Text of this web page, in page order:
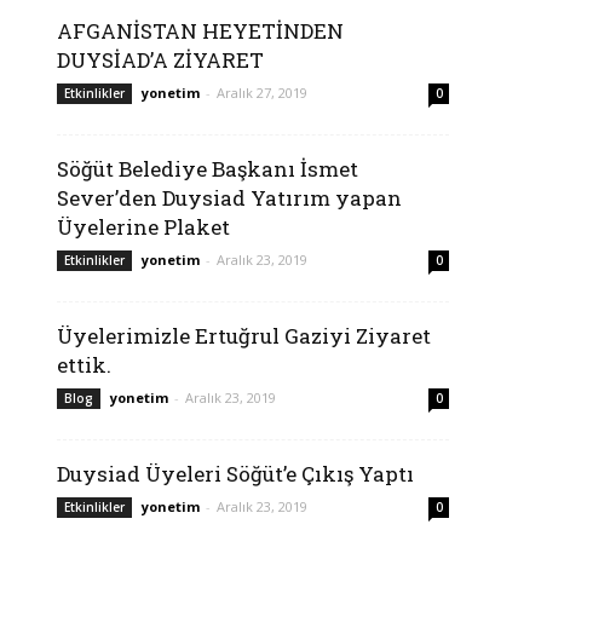
AFGANİSTAN HEYETİNDEN
DUYSİAD’A ZİYARET
Etkinlikler yonetim - Aralık 27, 2019 0
Söğüt Belediye Başkanı İsmet
Sever’den Duysiad Yatırım yapan
Üyelerine Plaket
Etkinlikler yonetim - Aralık 23, 2019 0
Üyelerimizle Ertuğrul Gaziyi Ziyaret
ettik.
Blog yonetim - Aralık 23, 2019 0
Duysiad Üyeleri Söğüt’e Çıkış Yaptı
Etkinlikler yonetim - Aralık 23, 2019 0